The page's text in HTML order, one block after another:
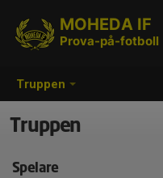
Truppen
MOHEDA IF
Prova-på-fotboll
Truppen
Spelare